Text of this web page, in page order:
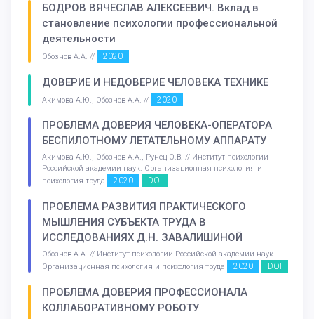
БОДРОВ ВЯЧЕСЛАВ АЛЕКСЕЕВИЧ. Вклад в
становление психологии профессиональной
деятельности
Обознов А.А. // 2020
ДОВЕРИЕ И НЕДОВЕРИЕ ЧЕЛОВЕКА ТЕХНИКЕ
Акимова А.Ю., Обознов А.А. // 2020
ПРОБЛЕМА ДОВЕРИЯ ЧЕЛОВЕКА-ОПЕРАТОРА
БЕСПИЛОТНОМУ ЛЕТАТЕЛЬНОМУ АППАРАТУ
Акимова А.Ю., Обознов А.А., Рунец О.В. // Институт психологии
Российской академии наук. Организационная психология и
психология труда
2020 DOI
ПРОБЛЕМА РАЗВИТИЯ ПРАКТИЧЕСКОГО
МЫШЛЕНИЯ СУБЪЕКТА ТРУДА В
ИССЛЕДОВАНИЯХ Д.Н. ЗАВАЛИШИНОЙ
Обознов А.А. // Институт психологии Российской академии наук.
Организационная психология и психология труда
2020 DOI
ПРОБЛЕМА ДОВЕРИЯ ПРОФЕССИОНАЛА
КОЛЛАБОРАТИВНОМУ РОБОТУ